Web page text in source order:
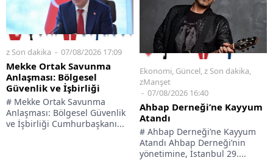
z Son dakika 07/08/2026 17:09
Mekke Ortak Savunma
Anlaşması: Bölgesel
Güvenlik ve İşbirliği
# Mekke Ortak Savunma
Anlaşması: Bölgesel Güvenlik
ve İşbirliği Cumhurbaşkanı...
Ekonomi, Güncel,z Son dakika,
zManşet
07/08/2026 16:40
Ahbap Derneği’ne Kayyum
Atandı
# Ahbap Derneği’ne Kayyum
Atandı Ahbap Derneği’nin
yönetimine, İstanbul 29....